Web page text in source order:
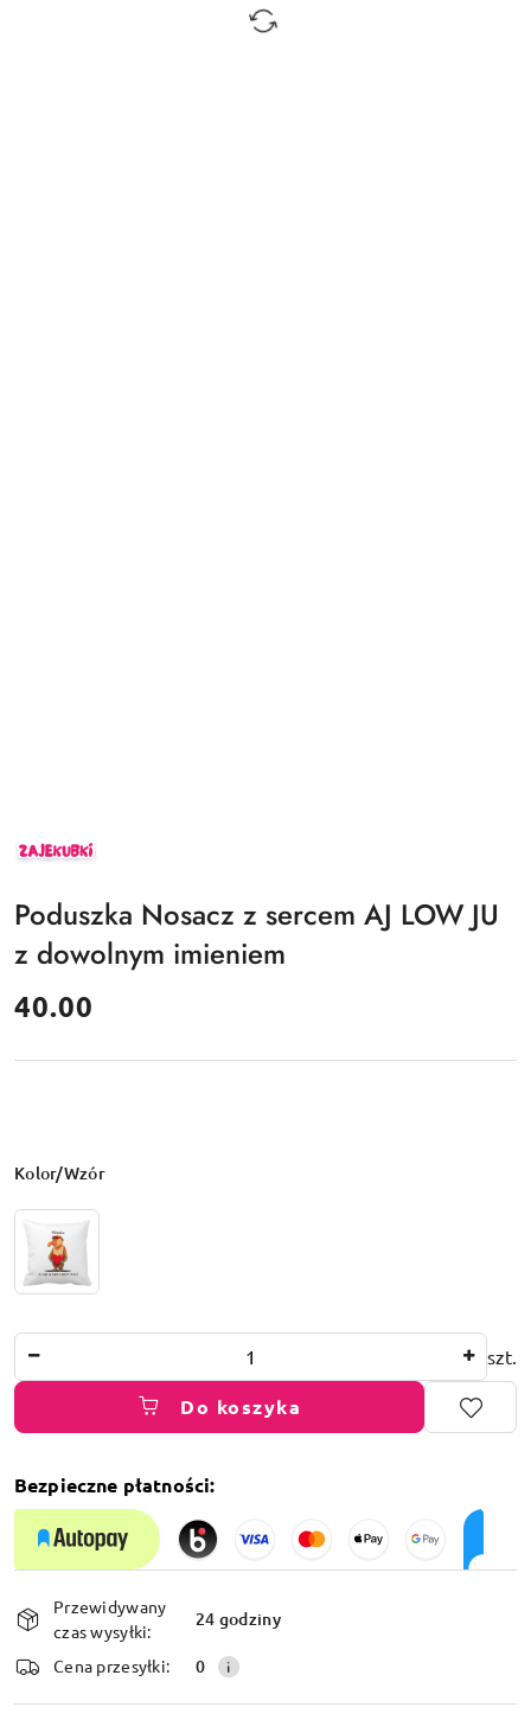
ZAJEKUBKI
Poduszka Nosacz z sercem AJ LOW JU
z dowolnym imieniem
cena:
40.00
Wariant
Kolor/Wzór
szt.
Do koszyka
Bezpieczne płatności:
Dostępność
i
dostawa
Przewidywany
czas wysyłki:
24 godziny
Cena przesyłki: 0